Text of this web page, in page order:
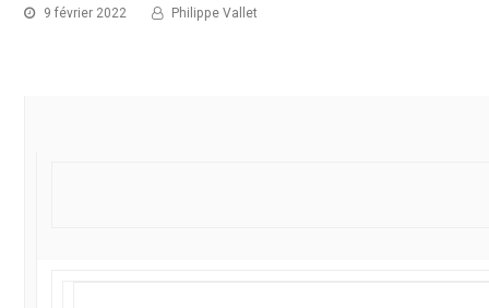
9 février 2022 Philippe Vallet